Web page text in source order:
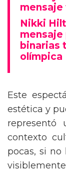
mensaje
Nikki
mensaje
binarias
olímpica
Este
estética y
contexto
pocas, si no